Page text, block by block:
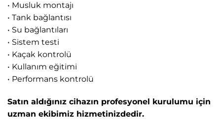
• Musluk montajı
• Tank bağlantısı
• Su bağlantıları
• Sistem testi
• Kaçak kontrolü
• Kullanım eğitimi
• Performans kontrolü
Satın aldığınız cihazın profesyonel kurulumu için
uzman ekibimiz hizmetinizdedir.